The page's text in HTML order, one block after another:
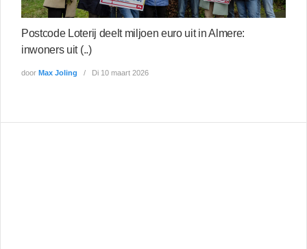
Postcode Loterij deelt miljoen euro uit in Almere:
inwoners uit (..)
door Max Joling Di 10 maart 2026